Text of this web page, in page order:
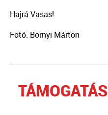
Hajrá Vasas!
Fotó: Bornyi Márton
TÁMOGATÁS